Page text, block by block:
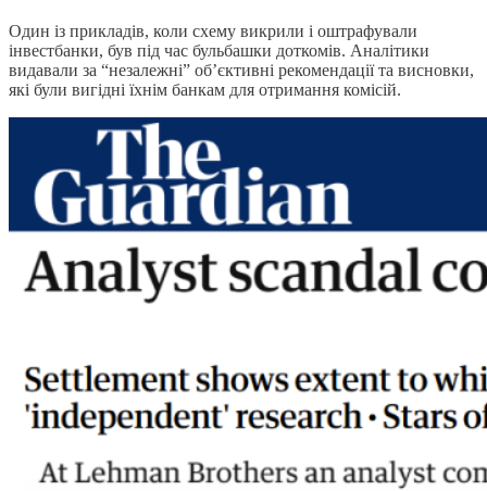
Один із прикладів, коли схему викрили і оштрафували
інвестбанки, був під час бульбашки доткомів. Аналітики
видавали за “незалежні” об’єктивні рекомендації та висновки,
які були вигідні їхнім банкам для отримання комісій.